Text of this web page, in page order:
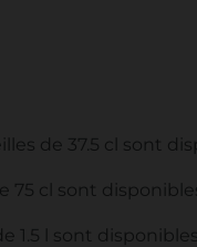
de 37.5 cl sont
75 cl sont
1.5 l sont